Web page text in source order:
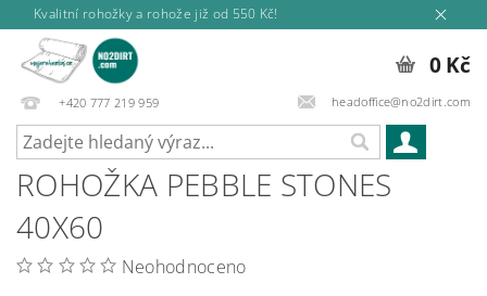
Kvalitní rohožky a rohože již od 550 Kč!
+420 777 219 959 headoffice@no2dirt.com
0 Kč
ROHOŽKA PEBBLE STONES
40X60
Neohodnoceno